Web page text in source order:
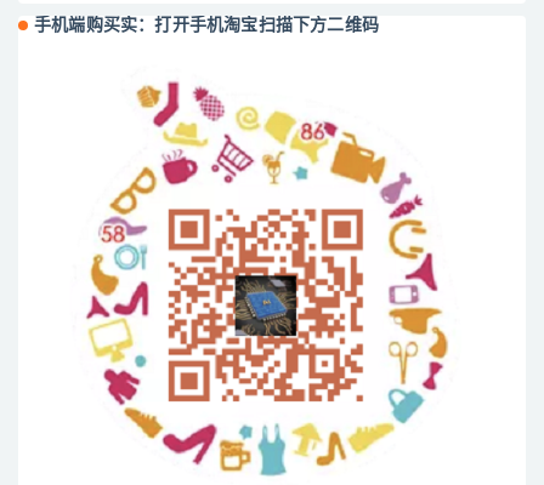
手机端购买实：打开手机淘宝扫描下方二维码